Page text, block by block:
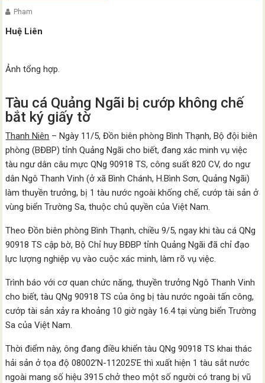
Pham
Huệ Liên
Ảnh tổng hợp.
Tàu cá Quảng Ngãi bị cướp không chế
bắt ký giấy tờ
Thanh Niên – Ngày 11/5, Đồn biên phòng Bình Thạnh, Bộ đội biên
phòng (BĐBP) tỉnh Quảng Ngãi cho biết, đang xác minh vụ việc
tàu ngư dân câu mực QNg 90918 TS, công suất 820 CV, do ngư
dân Ngô Thanh Vinh (ở xã Bình Chánh, H.Bình Sơn, Quảng Ngãi)
làm thuyền trưởng, bị 1 tàu nước ngoài khống chế, cướp tài sản ở
vùng biển Trường Sa, thuộc chủ quyền của Việt Nam.
Theo Đồn biên phòng Bình Thạnh, chiều 9/5, ngay khi tàu cá QNg
90918 TS cập bờ, Bộ Chỉ huy BĐBP tỉnh Quảng Ngãi đã chỉ đạo
lực lượng nghiệp vụ vào cuộc xác minh, làm rõ vụ việc.
Trình báo với cơ quan chức năng, thuyền trưởng Ngô Thanh Vinh
cho biết, tàu QNg 90918 TS của ông bị tàu nước ngoài tấn công,
cướp tài sản xảy ra khoảng 10 giờ ngày 16.4 tại vùng biển Trường
Sa của Việt Nam.
Thời điểm này, ông đang điều khiển tàu QNg 90918 TS khai thác
hải sản ở tọa độ 08002’N-112025’E thì xuất hiện 1 tàu sắt nước
ngoài mang số hiệu 3915 chở theo một số người có trang bị vũ